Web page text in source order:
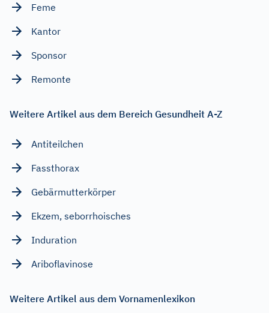
Feme
Kantor
Sponsor
Remonte
Weitere Artikel aus dem Bereich Gesundheit A-Z
Antiteilchen
Fassthorax
Gebärmutterkörper
Ekzem, seborrhoisches
Induration
Ariboflavinose
Weitere Artikel aus dem Vornamenlexikon